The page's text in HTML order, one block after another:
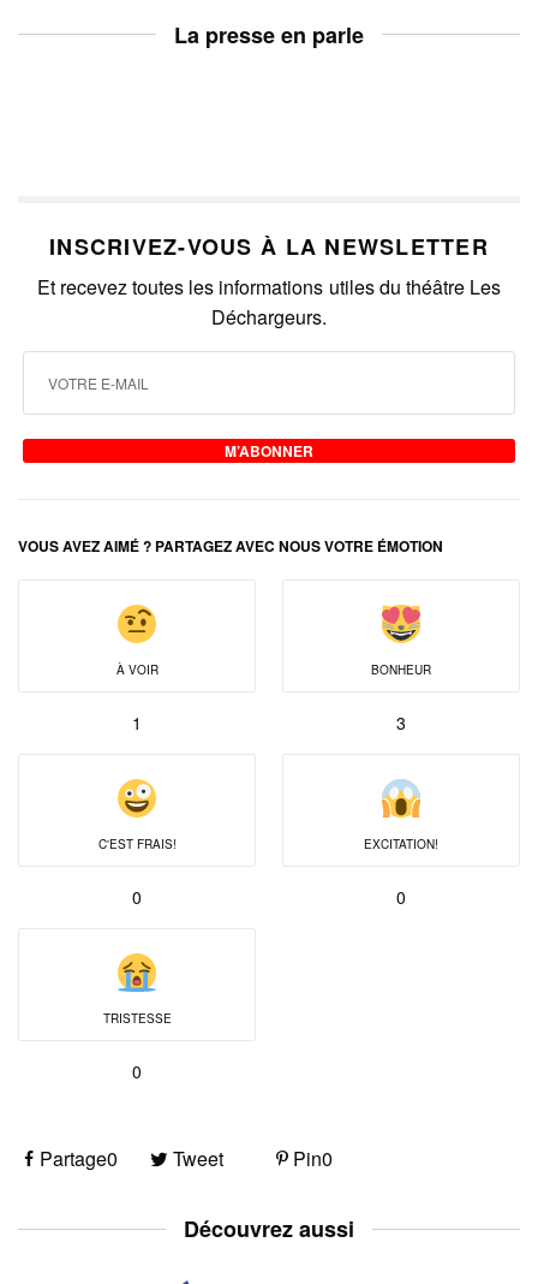
La presse en parle
INSCRIVEZ-VOUS À LA NEWSLETTER
Et recevez toutes les informations utiles du théâtre Les
Déchargeurs.
M’ABONNER
VOUS AVEZ AIMÉ ? PARTAGEZ AVEC NOUS VOTRE ÉMOTION
À VOIR
1
BONHEUR
3
C'EST FRAIS!
0
EXCITATION!
0
TRISTESSE
0
Partage0 Tweet Pin0
Découvrez aussi